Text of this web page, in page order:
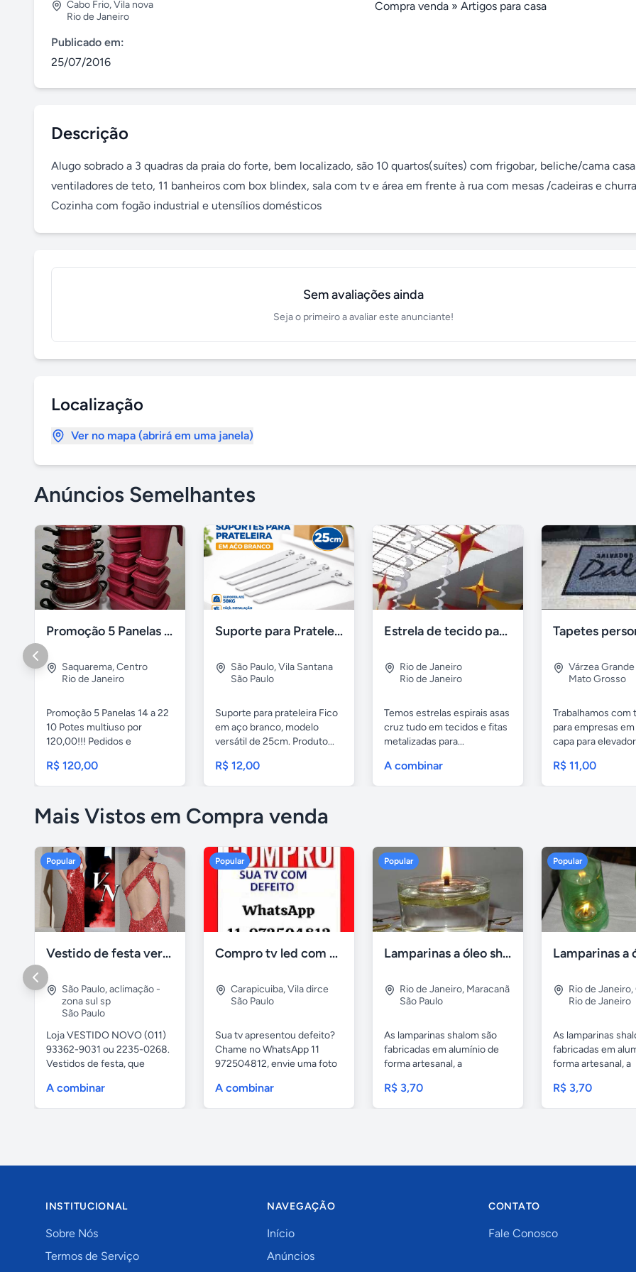
Cabo Frio,Vila nova
Rio de Janeiro
Compra venda » Artigos para casa
Publicado em:
25/07/2016
Descrição
Alugo sobrado a 3 quadras da praia do forte, bem localizado, são 10 quartos(suítes) com frigobar, beliche/cama
ventiladores de teto, 11 banheiros com box blindex, sala com tv e área em frente à rua com mesas /cadeiras e
Cozinha com fogão industrial e utensílios domésticos
Sem avaliações ainda
Seja o primeiro a avaliar este anunciante!
Localização
Ver no mapa (abrirá em uma janela)
Anúncios Semelhantes
Promoção 5 Panelas 10 Potes Multiuso
Saquarema,Centro
Rio de Janeiro
Promoção 5 Panelas 14 a 22
10 Potes multiuso por
120,00!!! Pedidos e
R$ 120,00
Suporte para Prateleira Fico 25cm Branco Aço – Novo
São Paulo,Vila Santana
São Paulo
Suporte para prateleira Fico
em aço branco, modelo
versátil de 25cm. Produto...
R$ 12,00
Estrela de tecido para decoração
Rio de Janeiro
Rio de Janeiro
Temos estrelas espirais asas
cruz tudo em tecidos e fitas
metalizadas para...
A combinar
Várzea Grande
Mato Grosso
Trabalhamos com
para empresas
capa para
R$ 11,00
Mais Vistos em Compra venda
Popular
Vestido de festa vermelho com brilho e pedraria
São Paulo,aclimação -
zona sul sp
São Paulo
Loja VESTIDO NOVO (011)
93362-9031 ou 2235-0268.
Vestidos de festa, que
A combinar
Popular
Compro tv led com defeito
Carapicuiba,Vila dirce
São Paulo
Sua tv apresentou defeito?
Chame no WhatsApp 11
972504812, envie uma foto
A combinar
Popular
Lamparinas a óleo shalom
Rio de Janeiro, Maracanã
São Paulo
As lamparinas shalom são
fabricadas em alumínio de
forma artesanal, a
R$ 3,70
Popular
Rio de Janeiro,
Rio de Janeiro
As lamparinas
fabricadas em
forma artesanal, a
R$ 3,70
INSTITUCIONAL
Sobre Nós
Termos de Serviço
NAVEGAÇÃO
Início
Anúncios
CONTATO
Fale Conosco